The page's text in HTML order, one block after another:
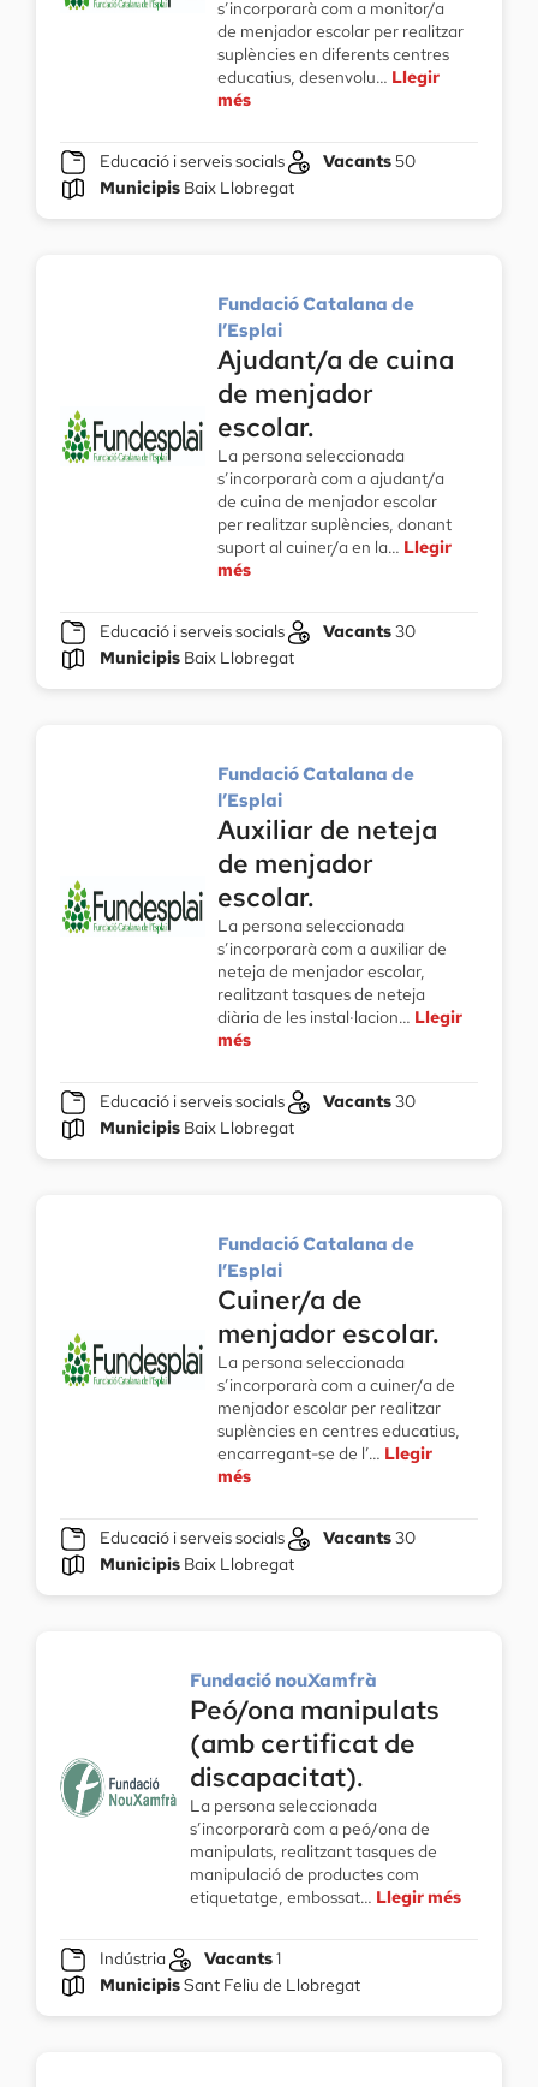
s’incorporarà com a monitor/a
de menjador escolar per realitzar
suplències en diferents centres
educatius, desenvolu… Llegir
més
Educació i serveis socials Vacants50
MunicipisBaix Llobregat
Fundació Catalana de
l’Esplai
Ajudant/a de cuina
de menjador
escolar.
La persona seleccionada
s’incorporarà com a ajudant/a
de cuina de menjador escolar
per realitzar suplències, donant
suport al cuiner/a en la… Llegir
més
Educació i serveis socials Vacants30
MunicipisBaix Llobregat
Fundació Catalana de
l’Esplai
Auxiliar de neteja
de menjador
escolar.
La persona seleccionada
s’incorporarà com a auxiliar de
neteja de menjador escolar,
realitzant tasques de neteja
diària de les instal·lacion… Llegir
més
Educació i serveis socials Vacants30
MunicipisBaix Llobregat
Fundació Catalana de
l’Esplai
Cuiner/a de
menjador escolar.
La persona seleccionada
s’incorporarà com a cuiner/a de
menjador escolar per realitzar
suplències en centres educatius,
encarregant-se de l’… Llegir
més
Educació i serveis socials Vacants30
MunicipisBaix Llobregat
Fundació nouXamfrà
Peó/ona manipulats
(amb certificat de
discapacitat).
La persona seleccionada
s’incorporarà com a peó/ona de
manipulats, realitzant tasques de
manipulació de productes com
etiquetatge, embossat… Llegir més
Indústria Vacants1
MunicipisSant Feliu de Llobregat